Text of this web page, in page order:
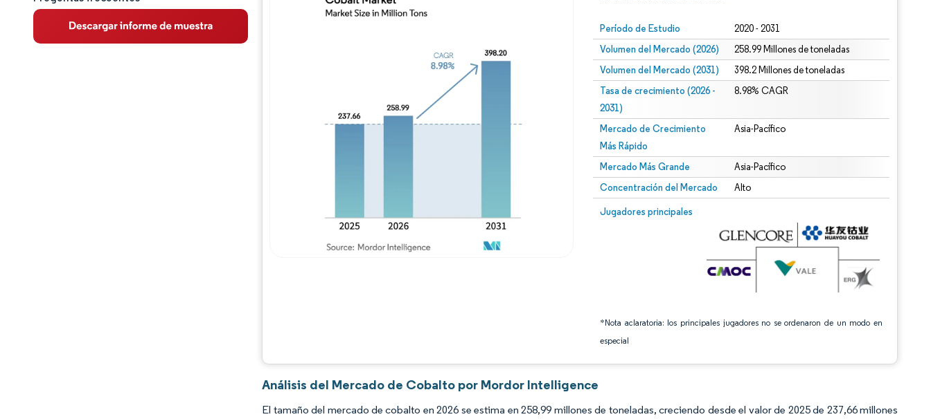
Tendencias e ideas Período de Estudio 2020 - 2031
Volumen del Mercado (2026) 258.99 Millones de toneladas
Volumen del Mercado (2031) 398.2 Millones de toneladas
Tasa de crecimiento (2026 -
2031)
8.98% CAGR
Mercado de Crecimiento
Más Rápido
Asia-Pacífico
Mercado Más Grande Asia-Pacífico
Concentración del Mercado Alto
Jugadores principales
*Nota aclaratoria: los principales jugadores no se ordenaron de un modo en
especial
Imagen © Mordor Intelligence. El uso requiere atribución según CC BY 4.0.
Imagen © Mordor Intelligence. El uso requiere atribución según CC BY 4.0.
Análisis del Mercado de Cobalto por Mordor Intelligence
El tamaño del mercado de cobalto en 2026 se estima en 258,99 millones de toneladas, creciendo desde el valor de 2025 de 237,66 millones